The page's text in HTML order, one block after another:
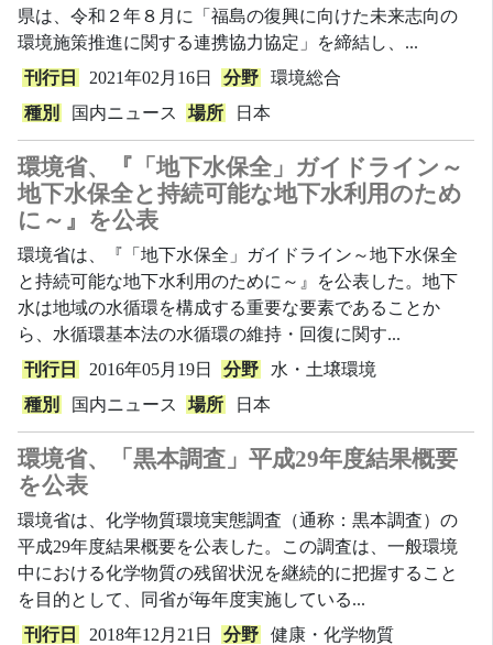
県は、令和２年８月に「福島の復興に向けた未来志向の
環境施策推進に関する連携協力協定」を締結し、...
刊行日
2021年02月16日 分野
環境総合
種別
国内ニュース 場所 日本
環境省、『「地下水保全」ガイドライン～
地下水保全と持続可能な地下水利用のため
に～』を公表
環境省は、『「地下水保全」ガイドライン～地下水保全
と持続可能な地下水利用のために～』を公表した。地下
水は地域の水循環を構成する重要な要素であることか
ら、水循環基本法の水循環の維持・回復に関す...
刊行日
2016年05月19日 分野
水・土壌環境
種別
国内ニュース 場所 日本
環境省、「黒本調査」平成29年度結果概要
を公表
環境省は、化学物質環境実態調査（通称：黒本調査）の
平成29年度結果概要を公表した。この調査は、一般環境
中における化学物質の残留状況を継続的に把握すること
を目的として、同省が毎年度実施している...
刊行日
2018年12月21日 分野
健康・化学物質